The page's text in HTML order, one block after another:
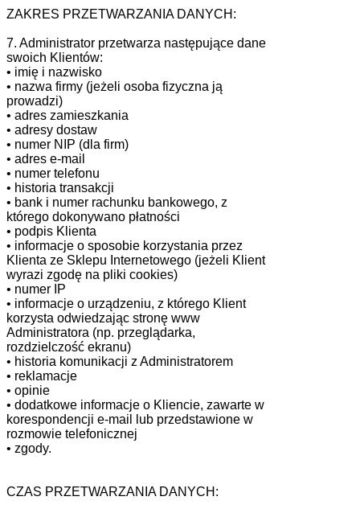
ZAKRES PRZETWARZANIA DANYCH:
7. Administrator przetwarza następujące dane
swoich Klientów:
• imię i nazwisko
• nazwa firmy (jeżeli osoba fizyczna ją
prowadzi)
• adres zamieszkania
• adresy dostaw
• numer NIP (dla firm)
• adres e-mail
• numer telefonu
• historia transakcji
• bank i numer rachunku bankowego, z
którego dokonywano płatności
• podpis Klienta
• informacje o sposobie korzystania przez
Klienta ze Sklepu Internetowego (jeżeli Klient
wyrazi zgodę na pliki cookies)
• numer IP
• informacje o urządzeniu, z którego Klient
korzysta odwiedzając stronę www
Administratora (np. przeglądarka,
rozdzielczość ekranu)
• historia komunikacji z Administratorem
• reklamacje
• opinie
• dodatkowe informacje o Kliencie, zawarte w
korespondencji e-mail lub przedstawione w
rozmowie telefonicznej
• zgody.
CZAS PRZETWARZANIA DANYCH: